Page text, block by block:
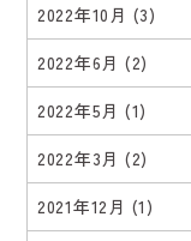
2022年10月 (3)
2022年6月 (2)
2022年5月 (1)
2022年3月 (2)
2021年12月 (1)